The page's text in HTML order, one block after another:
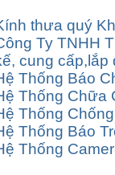
thưa quý
Ty TNHH
cung
Thống Báo
Thống Chữa
Thống
Thống Báo
Thống